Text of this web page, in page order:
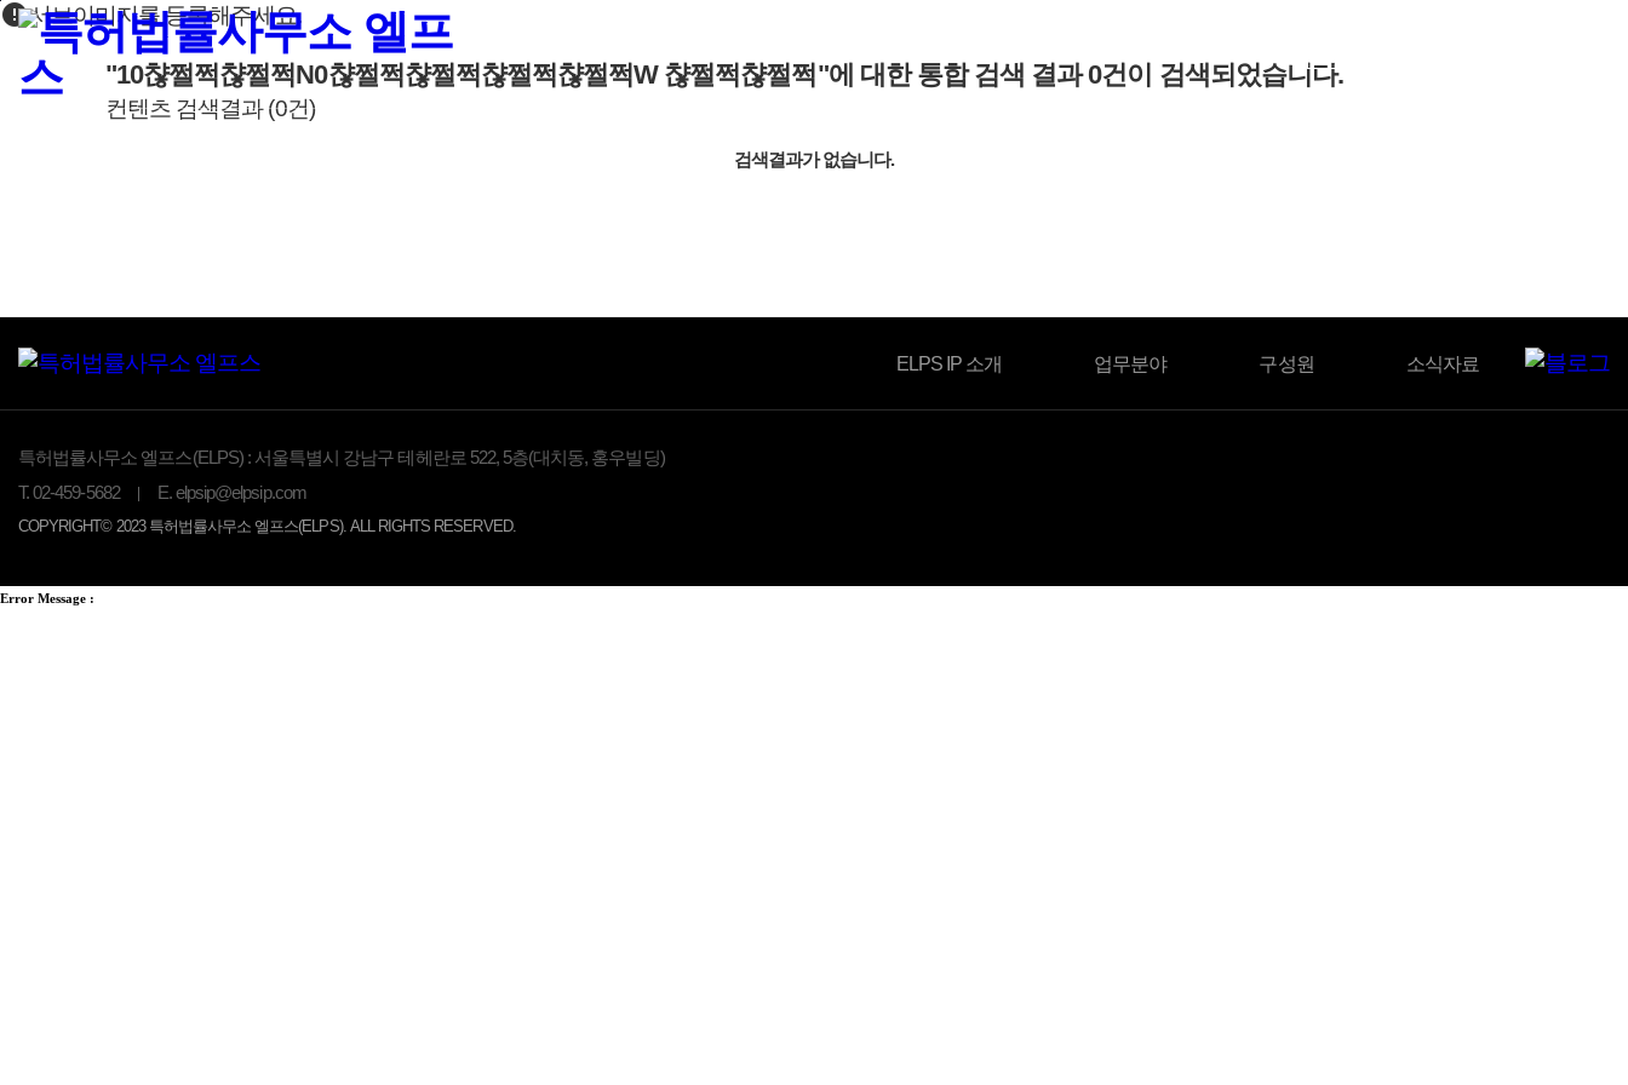
본문바로가기
error서브이미지를 등록해주세요.
"10챦쩔쩍챦쩔쩍N0챦쩔쩍챦쩔쩍챦쩔쩍챦쩔쩍W 챦쩔쩍챦쩔쩍"에 대한 통합 검색 결과0건이 검색되었습니다.
컨텐츠 검색결과(0건)
검색결과가 없습니다.
ELPS IP 소개 업무분야 구성원 소식자료
특허법률사무소 엘프스(ELPS) : 서울특별시 강남구 테헤란로 522, 5층(대치동, 홍우빌딩)
T.02-459-5682 E.elpsip@elpsip.com
COPYRIGHT© 2023 특허법률사무소 엘프스(ELPS). ALL RIGHTS RESERVED.
Error Message :